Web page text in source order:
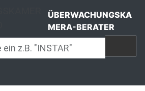
ÜBERWACHUNGSKA
MERA-BERATER